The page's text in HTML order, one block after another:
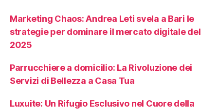
Marketing Chaos: Andrea Leti svela a Bari le
strategie per dominare il mercato digitale del
2025
Parrucchiere a domicilio: La Rivoluzione dei
Servizi di Bellezza a Casa Tua
Luxuite: Un Rifugio Esclusivo nel Cuore della